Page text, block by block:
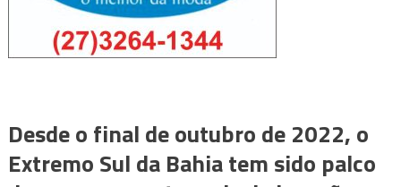
Desde o final de outubro de 2022, o
Extremo Sul da Bahia tem sido palco